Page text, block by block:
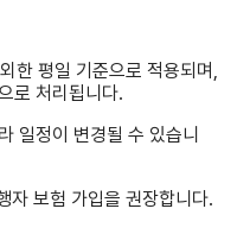
한 평일 기준으로 적용되며,
로 처리됩니다.
일정이 변경될 수 있습니
자 보험 가입을 권장합니다.